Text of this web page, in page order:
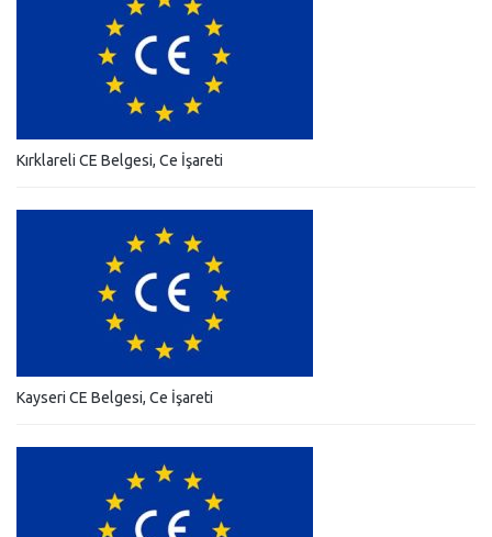
Kırklareli CE Belgesi, Ce İşareti
Kayseri CE Belgesi, Ce İşareti